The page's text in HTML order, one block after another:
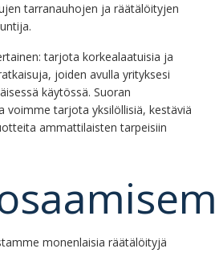
tarranauhojen ja räätälöityjen
tarjota korkealaatuisia ja
joiden avulla yrityksesi
käytössä. Suoran
voimme tarjota yksilöllisiä, kestäviä
ammattilaisten tarpeisiin
monenlaisia räätälöityjä